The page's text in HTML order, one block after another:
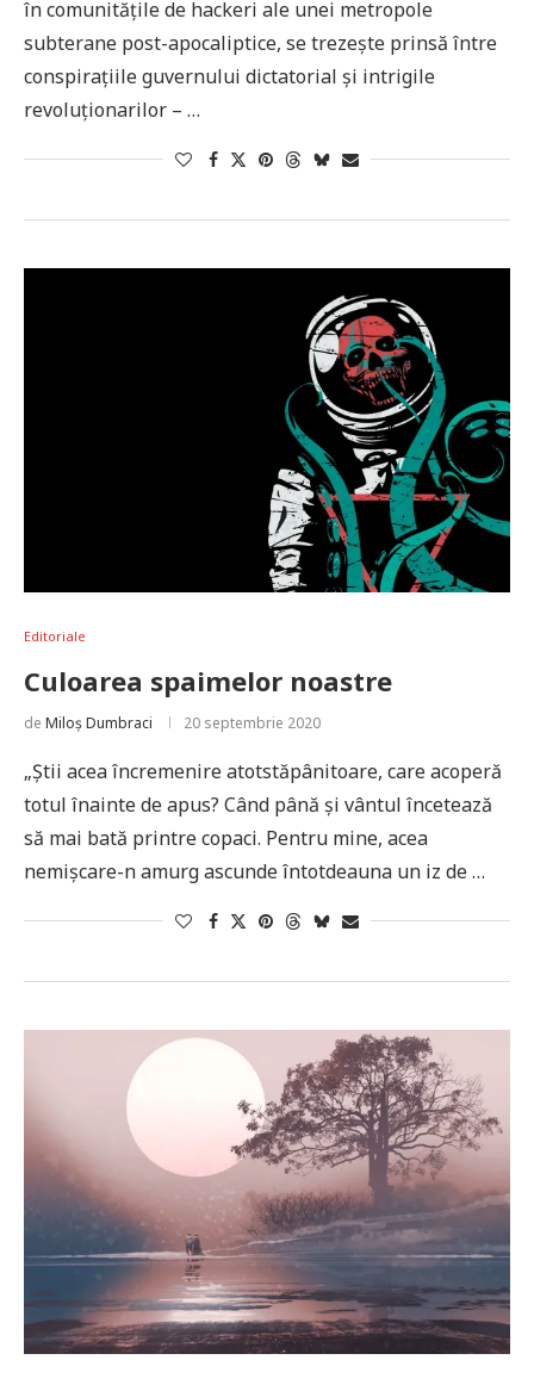
în comunitățile de hackeri ale unei metropole
subterane post-apocaliptice, se trezește prinsă între
conspirațiile guvernului dictatorial și intrigile
revoluționarilor – …
Editoriale
Culoarea spaimelor noastre
de Miloș Dumbraci 20 septembrie 2020
„Știi acea încremenire atotstăpânitoare, care acoperă
totul înainte de apus? Când până și vântul încetează
să mai bată printre copaci. Pentru mine, acea
nemișcare-n amurg ascunde întotdeauna un iz de …